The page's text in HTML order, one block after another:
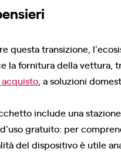
questa transizione,
la fornitura della vettura,
, a soluzioni
include una
gratuito: per
del dispositivo è utile